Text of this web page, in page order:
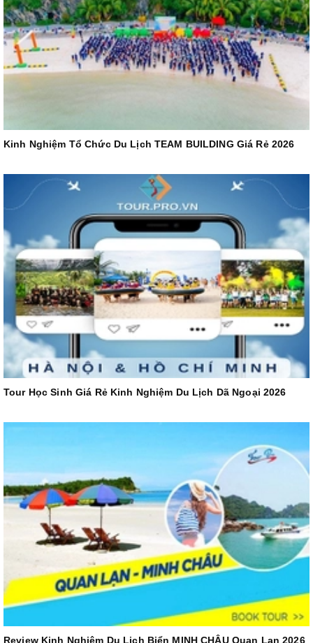
Kinh Nghiệm Tổ Chức Du Lịch TEAM BUILDING Giá Rẻ 2026
Tour Học Sinh Giá Rẻ Kinh Nghiệm Du Lịch Dã Ngoại 2026
Review Kinh Nghiệm Du Lịch Biển MINH CHÂU Quan Lạn 2026